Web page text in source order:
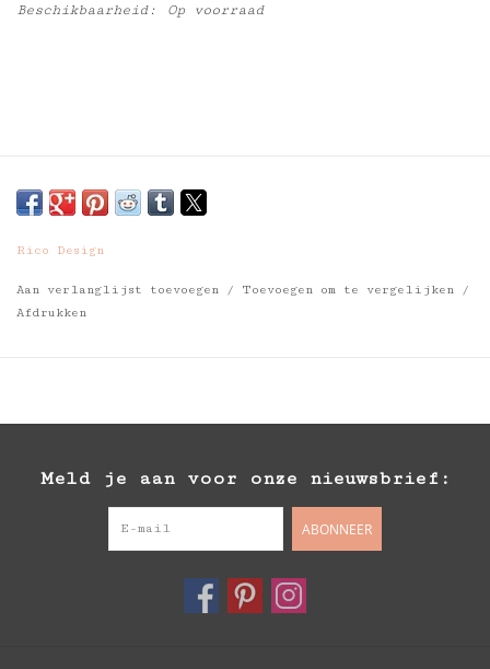
Beschikbaarheid: Op voorraad
Rico Design
Aan verlanglijst toevoegen / Toevoegen om te vergelijken
/
Afdrukken
Meld je aan voor onze nieuwsbrief:
ABONNEER